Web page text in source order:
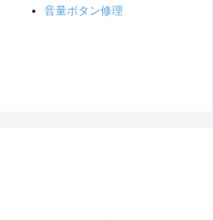
音量ボタン修理